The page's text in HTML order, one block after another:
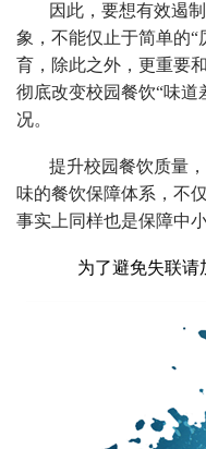
因此，要想有效遏
象，不能仅止于简单的“
育，除此之外，更重要
彻底改变校园餐饮“味道
况。
提升校园餐饮质量
味的餐饮保障体系，不
事实上同样也是保障中
为了避免失联请